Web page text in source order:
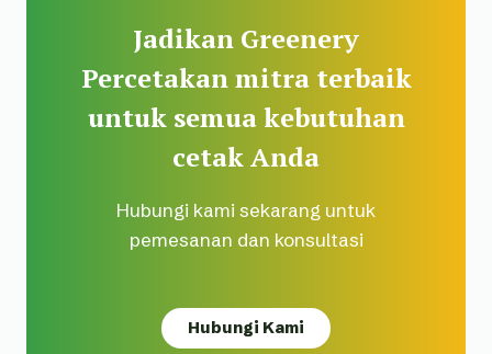
Jadikan Greenery
Percetakan mitra terbaik
untuk semua kebutuhan
cetak Anda
Hubungi kami sekarang untuk
pemesanan dan konsultasi
Hubungi Kami